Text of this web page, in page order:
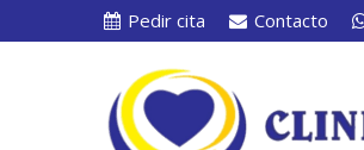
Pedir cita Contacto